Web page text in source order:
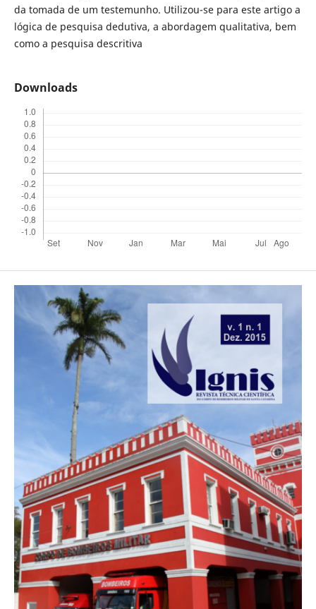
da tomada de um testemunho. Utilizou-se para este artigo a
lógica de pesquisa dedutiva, a abordagem qualitativa, bem
como a pesquisa descritiva
Downloads